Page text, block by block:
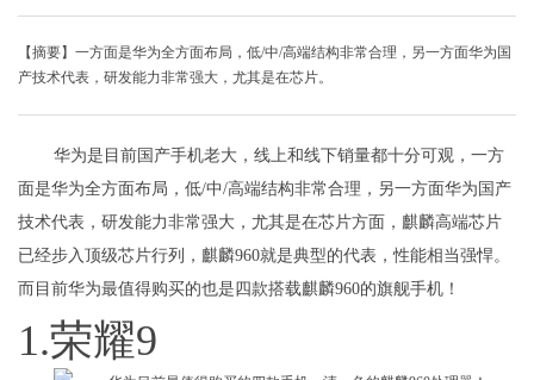
【摘要】一方面是华为全方面布局，低/中/高端结构非常合理，另一方面华为国
产技术代表，研发能力非常强大，尤其是在芯片。
华为是目前国产手机老大，线上和线下销量都十分可观，一方
面是华为全方面布局，低/中/高端结构非常合理，另一方面华为国产
技术代表，研发能力非常强大，尤其是在芯片方面，麒麟高端芯片
已经步入顶级芯片行列，麒麟960就是典型的代表，性能相当强悍。
而目前华为最值得购买的也是四款搭载麒麟960的旗舰手机！
1.荣耀9